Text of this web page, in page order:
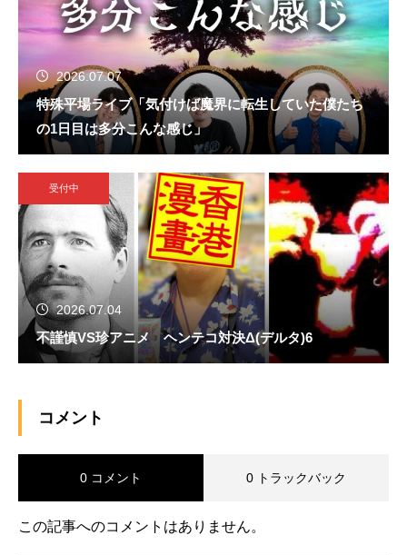
2026.07.07
特殊平場ライブ「気付けば魔界に転生していた僕たち
の1日目は多分こんな感じ」
受付中
2026.07.04
不謹慎VS珍アニメ ヘンテコ対決Δ(デルタ)6
コメント
0 コメント 0 トラックバック
この記事へのコメントはありません。